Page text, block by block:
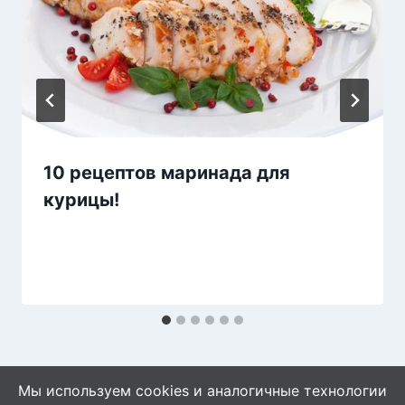
10 рецептов маринада для
курицы!
Мы используем cookies и аналогичные технологии